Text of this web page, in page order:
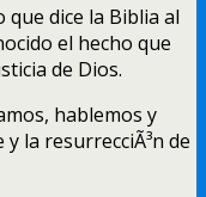
dice la Biblia al
el hecho que
de Dios.
hablemos y
la resurrecciÃ³n de